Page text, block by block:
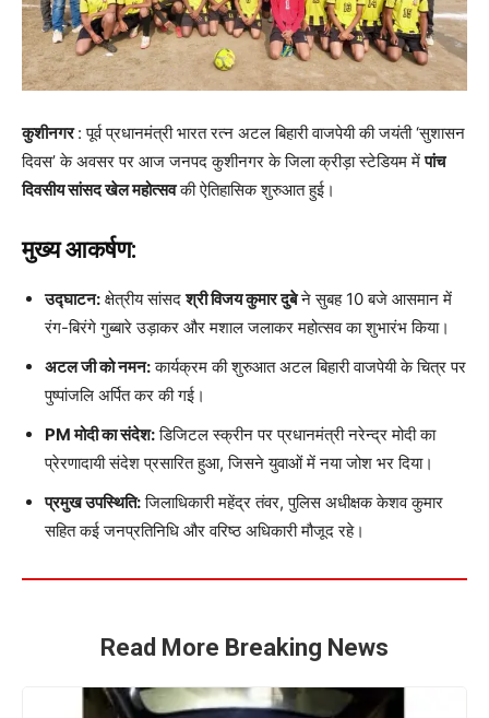
कुशीनगर: पूर्व प्रधानमंत्री भारत रत्न अटल बिहारी वाजपेयी की जयंती ‘सुशासन
दिवस’ के अवसर पर आज जनपद कुशीनगर के जिला क्रीड़ा स्टेडियम मेंपांच
दिवसीय सांसद खेल महोत्सवकी ऐतिहासिक शुरुआत हुई।
मुख्य आकर्षण:
उद्घाटन: क्षेत्रीय सांसदश्री विजय कुमार दुबेने सुबह 10 बजे आसमान में
रंग-बिरंगे गुब्बारे उड़ाकर और मशाल जलाकर महोत्सव का शुभारंभ किया।
अटल जी को नमन:कार्यक्रम की शुरुआत अटल बिहारी वाजपेयी के चित्र पर
पुष्पांजलि अर्पित कर की गई।
PM मोदी का संदेश:डिजिटल स्क्रीन पर प्रधानमंत्री नरेन्द्र मोदी का
प्रेरणादायी संदेश प्रसारित हुआ, जिसने युवाओं में नया जोश भर दिया।
प्रमुख उपस्थिति:जिलाधिकारी महेंद्र तंवर, पुलिस अधीक्षक केशव कुमार
सहित कई जनप्रतिनिधि और वरिष्ठ अधिकारी मौजूद रहे।
Read More Breaking News